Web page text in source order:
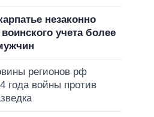
незаконно
учета более
регионов рф
года войны против